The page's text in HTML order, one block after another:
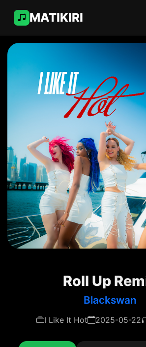
MATIKIRI
Roll Up
Blackswan
I Like It Hot 2025-05-22